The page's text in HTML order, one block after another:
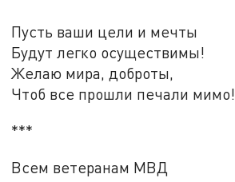
Пусть ваши цели и мечты
Будут легко осуществимы!
Желаю мира, доброты,
Чтоб все прошли печали мимо!
***
Всем ветеранам МВД